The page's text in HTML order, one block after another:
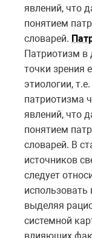
явлений, что
понятием
словарей.
Патриотизм в
точки зрения
этиологии,
патриотизма
явлений, что
понятием
словарей. В
источников
следует
использовать
выделяя
системной